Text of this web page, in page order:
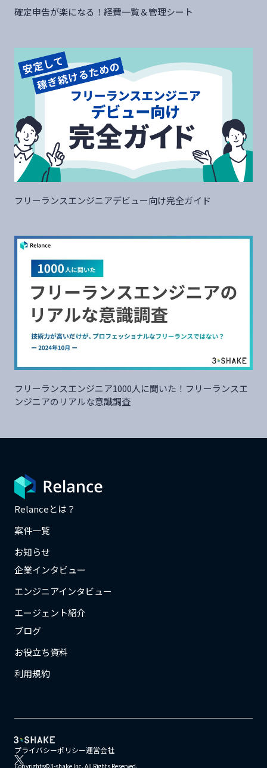
確定申告が楽になる！経費一覧＆管理シート
フリーランスエンジニアデビュー向け完全ガイド
フリーランスエンジニア1000人に聞いた！フリーランスエ
ンジニアのリアルな意識調査
Relanceとは？
案件一覧
お知らせ
企業インタビュー
エンジニアインタビュー
エージェント紹介
ブログ
お役立ち資料
利用規約
プライバシーポリシー運営会社
Copyrights©3-shake Inc. All Rights Reserved.